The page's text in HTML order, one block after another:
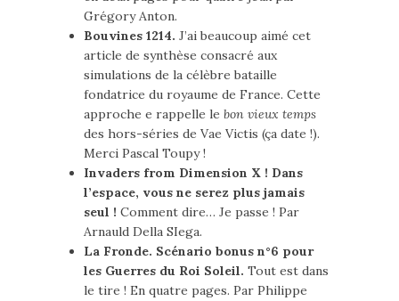
Grégory Anton.
Bouvines 1214. J’ai beaucoup aimé cet
article de synthèse consacré aux
simulations de la célèbre bataille
fondatrice du royaume de France. Cette
approche e rappelle le bon vieux temps
des hors-séries de Vae Victis (ça date !).
Merci Pascal Toupy !
Invaders from Dimension X ! Dans
l’espace, vous ne serez plus jamais
seul ! Comment dire… Je passe ! Par
Arnauld Della SIega.
La Fronde. Scénario bonus n°6 pour
les Guerres du Roi Soleil. Tout est dans
le tire ! En quatre pages. Par Philippe